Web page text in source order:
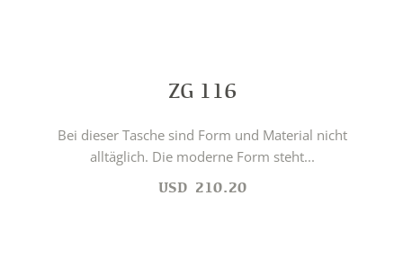
ZG 116
Bei dieser Tasche sind Form und Material nicht
alltäglich. Die moderne Form steht...
USD 210.20